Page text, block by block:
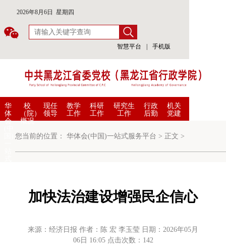
2026年8月6日 星期四
智慧平台 手机版
华
体
会
校
（院）
概况
现任
领导
教学
工作
科研
工作
研究生
工作
行政
后勤
机关
党建
您当前的位置： 华体会(中国)一站式服务平台 > 正文 >
加快法治建设增强民企信心
来源：经济日报 作者：陈 宏 李玉莹 日期：2026年05月
06日 16:05 点击次数： 142